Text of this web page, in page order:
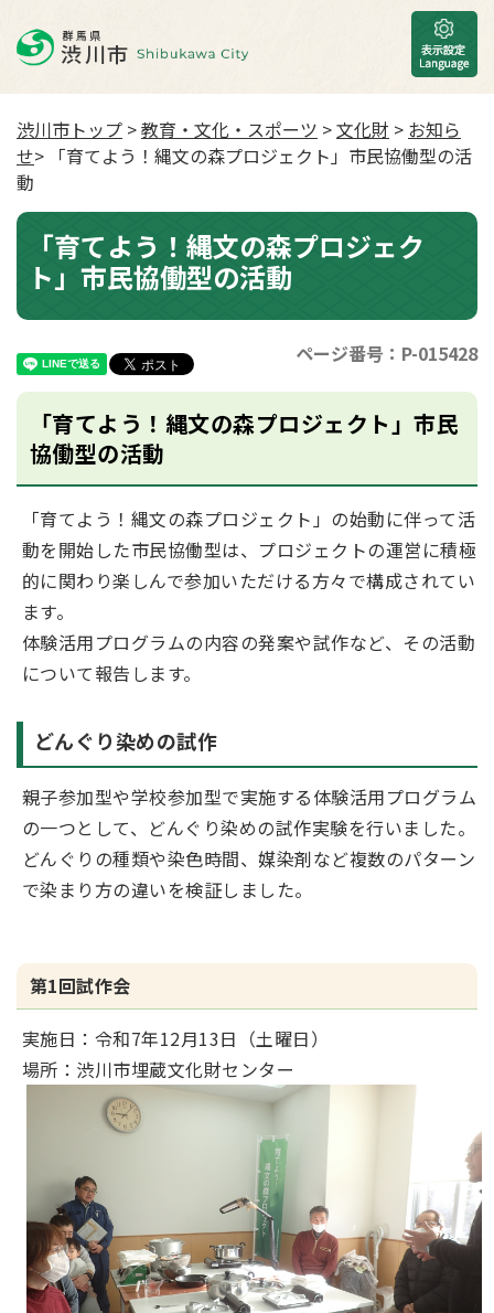
渋川市トップ >教育・文化・スポーツ >文化財 > お知ら
せ> 「育てよう！縄文の森プロジェクト」市民協働型の活
動
「育てよう！縄文の森プロジェク
ト」市民協働型の活動
ページ番号：P-015428
「育てよう！縄文の森プロジェクト」市民
協働型の活動
「育てよう！縄文の森プロジェクト」の始動に伴って活
動を開始した市民協働型は、プロジェクトの運営に積極
的に関わり楽しんで参加いただける方々で構成されてい
ます。
体験活用プログラムの内容の発案や試作など、その活動
について報告します。
どんぐり染めの試作
親子参加型や学校参加型で実施する体験活用プログラム
の一つとして、どんぐり染めの試作実験を行いました。
どんぐりの種類や染色時間、媒染剤など複数のパターン
で染まり方の違いを検証しました。
第1回試作会
実施日：令和7年12月13日（土曜日）
場所：渋川市埋蔵文化財センター